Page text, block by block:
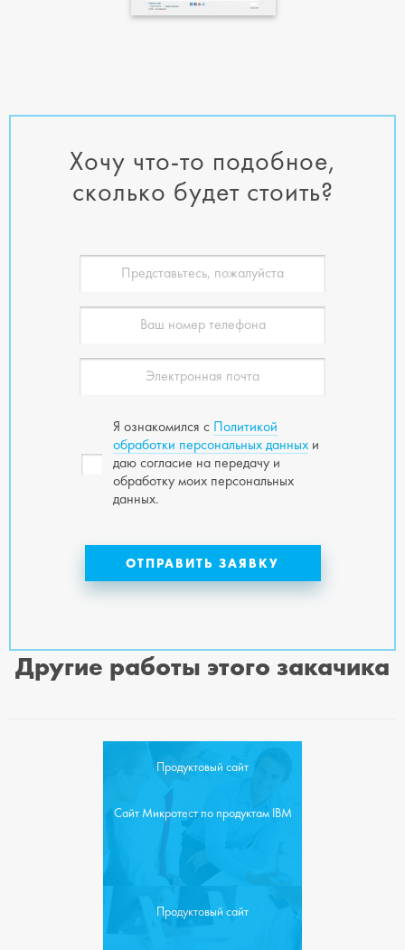
Хочу что-то подобное,
сколько будет стоить?
Я ознакомился с Политикой
обработки персональных данных и
даю согласие на передачу и
обработку моих персональных
данных.
Другие работы этого закачика
Продуктовый сайт
Сайт Микротест по продуктам IBM
Продуктовый сайт